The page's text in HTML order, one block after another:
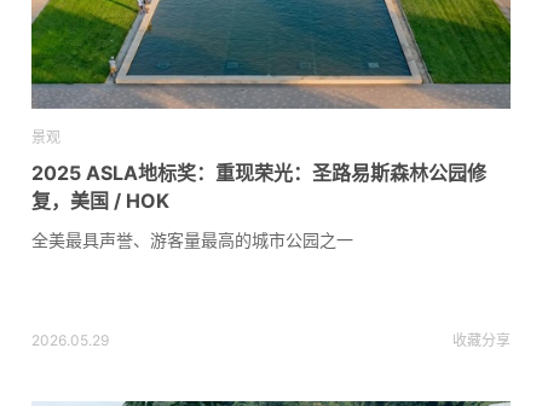
景观
2025 ASLA地标奖：重现荣光：圣路易斯森林公园修
复，美国 / HOK
全美最具声誉、游客量最高的城市公园之一
2026.05.29 收藏分享